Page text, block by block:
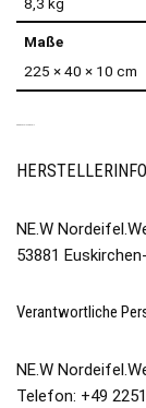
Maße
225 × 40 × 10 cm
NE.W
53881
Verantwortliche
NE.W
Telefon: +49